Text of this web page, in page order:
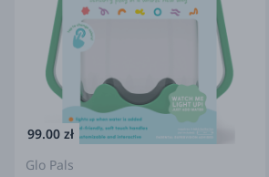
99.00 zł
Glo Pals